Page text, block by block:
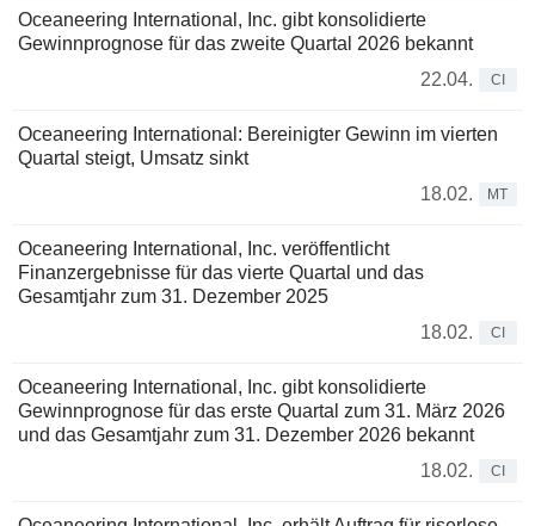
Oceaneering International, Inc. gibt konsolidierte
Gewinnprognose für das zweite Quartal 2026 bekannt
22.04.
CI
Oceaneering International: Bereinigter Gewinn im vierten
Quartal steigt, Umsatz sinkt
18.02.
MT
Oceaneering International, Inc. veröffentlicht
Finanzergebnisse für das vierte Quartal und das
Gesamtjahr zum 31. Dezember 2025
18.02.
CI
Oceaneering International, Inc. gibt konsolidierte
Gewinnprognose für das erste Quartal zum 31. März 2026
und das Gesamtjahr zum 31. Dezember 2026 bekannt
18.02.
CI